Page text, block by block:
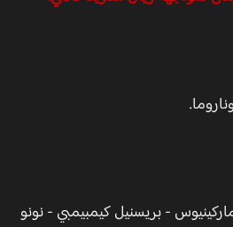
- بريسنيل كيمبيمبي - نونو